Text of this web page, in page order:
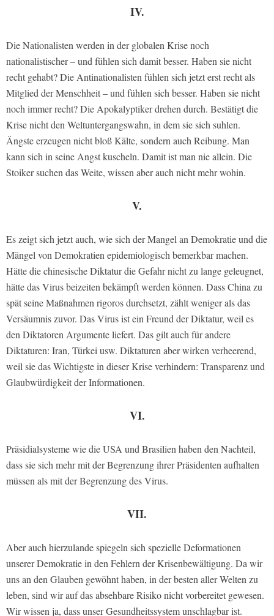
IV.
Die Nationalisten werden in der globalen Krise noch
nationalistischer – und fühlen sich damit besser. Haben sie nicht
recht gehabt? Die Antinationalisten fühlen sich jetzt erst recht als
Mitglied der Menschheit – und fühlen sich besser. Haben sie nicht
noch immer recht? Die Apokalyptiker drehen durch. Bestätigt die
Krise nicht den Weltuntergangswahn, in dem sie sich suhlen.
Ängste erzeugen nicht bloß Kälte, sondern auch Reibung. Man
kann sich in seine Angst kuscheln. Damit ist man nie allein. Die
Stoiker suchen das Weite, wissen aber auch nicht mehr wohin.
V.
Es zeigt sich jetzt auch, wie sich der Mangel an Demokratie und die
Mängel von Demokratien epidemiologisch bemerkbar machen.
Hätte die chinesische Diktatur die Gefahr nicht zu lange geleugnet,
hätte das Virus beizeiten bekämpft werden können. Dass China zu
spät seine Maßnahmen rigoros durchsetzt, zählt weniger als das
Versäumnis zuvor. Das Virus ist ein Freund der Diktatur, weil es
den Diktatoren Argumente liefert. Das gilt auch für andere
Diktaturen: Iran, Türkei usw. Diktaturen aber wirken verheerend,
weil sie das Wichtigste in dieser Krise verhindern: Transparenz und
Glaubwürdigkeit der Informationen.
VI.
Präsidialsysteme wie die USA und Brasilien haben den Nachteil,
dass sie sich mehr mit der Begrenzung ihrer Präsidenten aufhalten
müssen als mit der Begrenzung des Virus.
VII.
Aber auch hierzulande spiegeln sich spezielle Deformationen
unserer Demokratie in den Fehlern der Krisenbewältigung. Da wir
uns an den Glauben gewöhnt haben, in der besten aller Welten zu
leben, sind wir auf das absehbare Risiko nicht vorbereitet gewesen.
Wir wissen ja, dass unser Gesundheitssystem unschlagbar ist.